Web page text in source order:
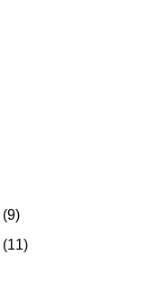
(9)
(11)